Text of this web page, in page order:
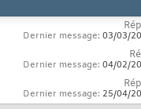
Dernier message: 03/03/
Dernier message: 04/02/
Dernier message: 25/04/